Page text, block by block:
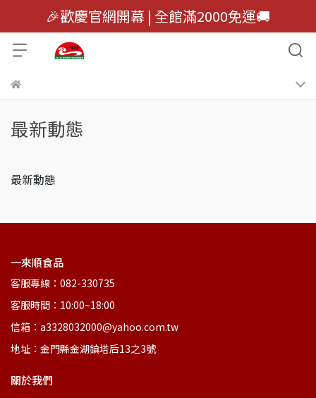
🎉歡慶官網開幕 | 全館滿2000免運🚚
最新動態
最新動態
一來順食品
客服專線：082-330735
客服時間：10:00~18:00
信箱：a3328032000@yahoo.com.tw
地址：金門縣金湖鎮塔后13之3號
關於我們